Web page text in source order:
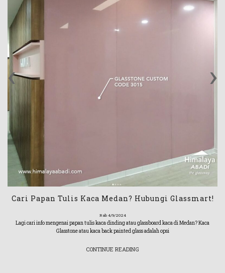
Cari Papan Tulis Kaca Medan? Hubungi Glassmart!
Rab 4/9/2024
Lagi cari info mengenai papan tulis kaca dinding atau glassboard kaca di Medan? Kaca
Glasstone atau kaca back painted glass adalah opsi
CONTINUE READING
‹ ›